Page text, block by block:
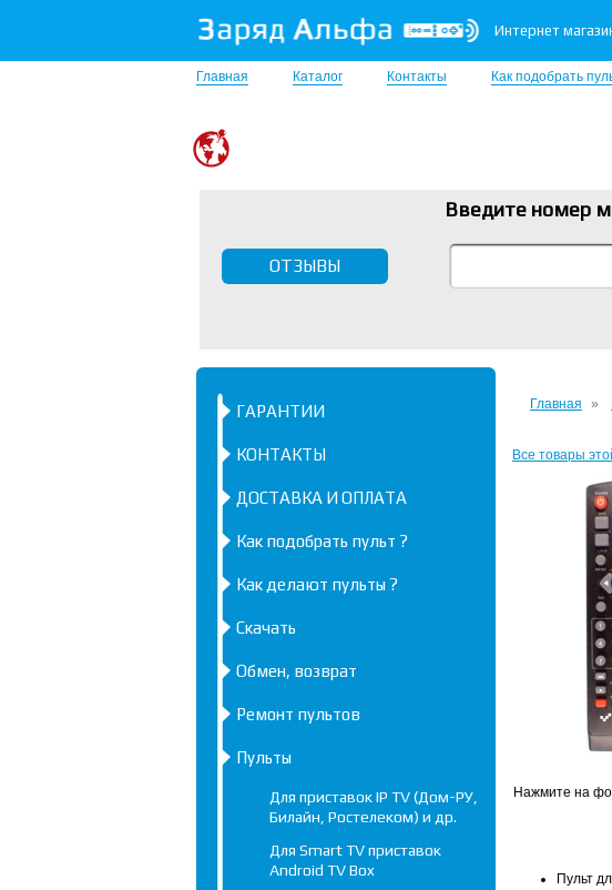
Интернет
Главная Каталог Контакты Как подобрать
Введите номер
ОТЗЫВЫ
Главная
Все товары
Нажмите на
Пульт
ГАРАНТИИ
КОНТАКТЫ
ДОСТАВКА И ОПЛАТА
Как подобрать пульт ?
Как делают пульты ?
Скачать
Обмен, возврат
Ремонт пультов
Пульты
Для приставок IP TV (Дом-РУ,
Билайн, Ростелеком) и др.
Для Smart TV приставок
Android TV Box